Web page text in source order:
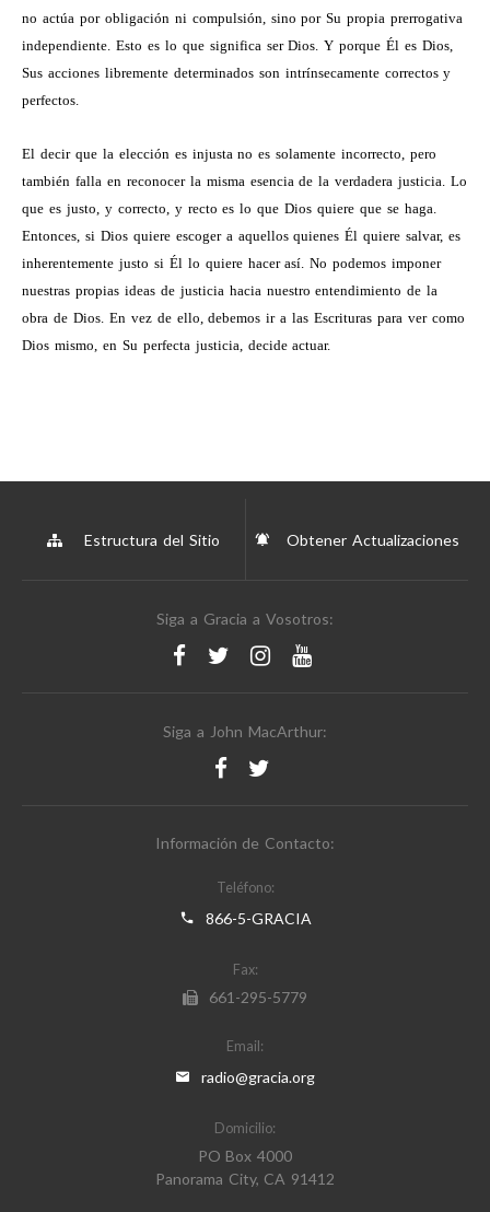
no actúa por obligación ni compulsión, sino por Su propia prerrogativa
independiente. Esto es lo que significa ser Dios. Y porque Él es Dios,
Sus acciones libremente determinados son intrínsecamente correctos y
perfectos.
El decir que la elección es injusta no es solamente incorrecto, pero
también falla en reconocer la misma esencia de la verdadera justicia. Lo
que es justo, y correcto, y recto es lo que Dios quiere que se haga.
Entonces, si Dios quiere escoger a aquellos quienes Él quiere salvar, es
inherentemente justo si Él lo quiere hacer así. No podemos imponer
nuestras propias ideas de justicia hacia nuestro entendimiento de la
obra de Dios. En vez de ello, debemos ir a las Escrituras para ver como
Dios mismo, en Su perfecta justicia, decide actuar.
Estructura del Sitio Obtener Actualizaciones
Siga a Gracia a Vosotros:
Siga a John MacArthur:
Información de Contacto:
Teléfono:
866-5-GRACIA
Fax:
661-295-5779
Email:
radio@gracia.org
Domicilio:
PO Box 4000
Panorama City, CA 91412